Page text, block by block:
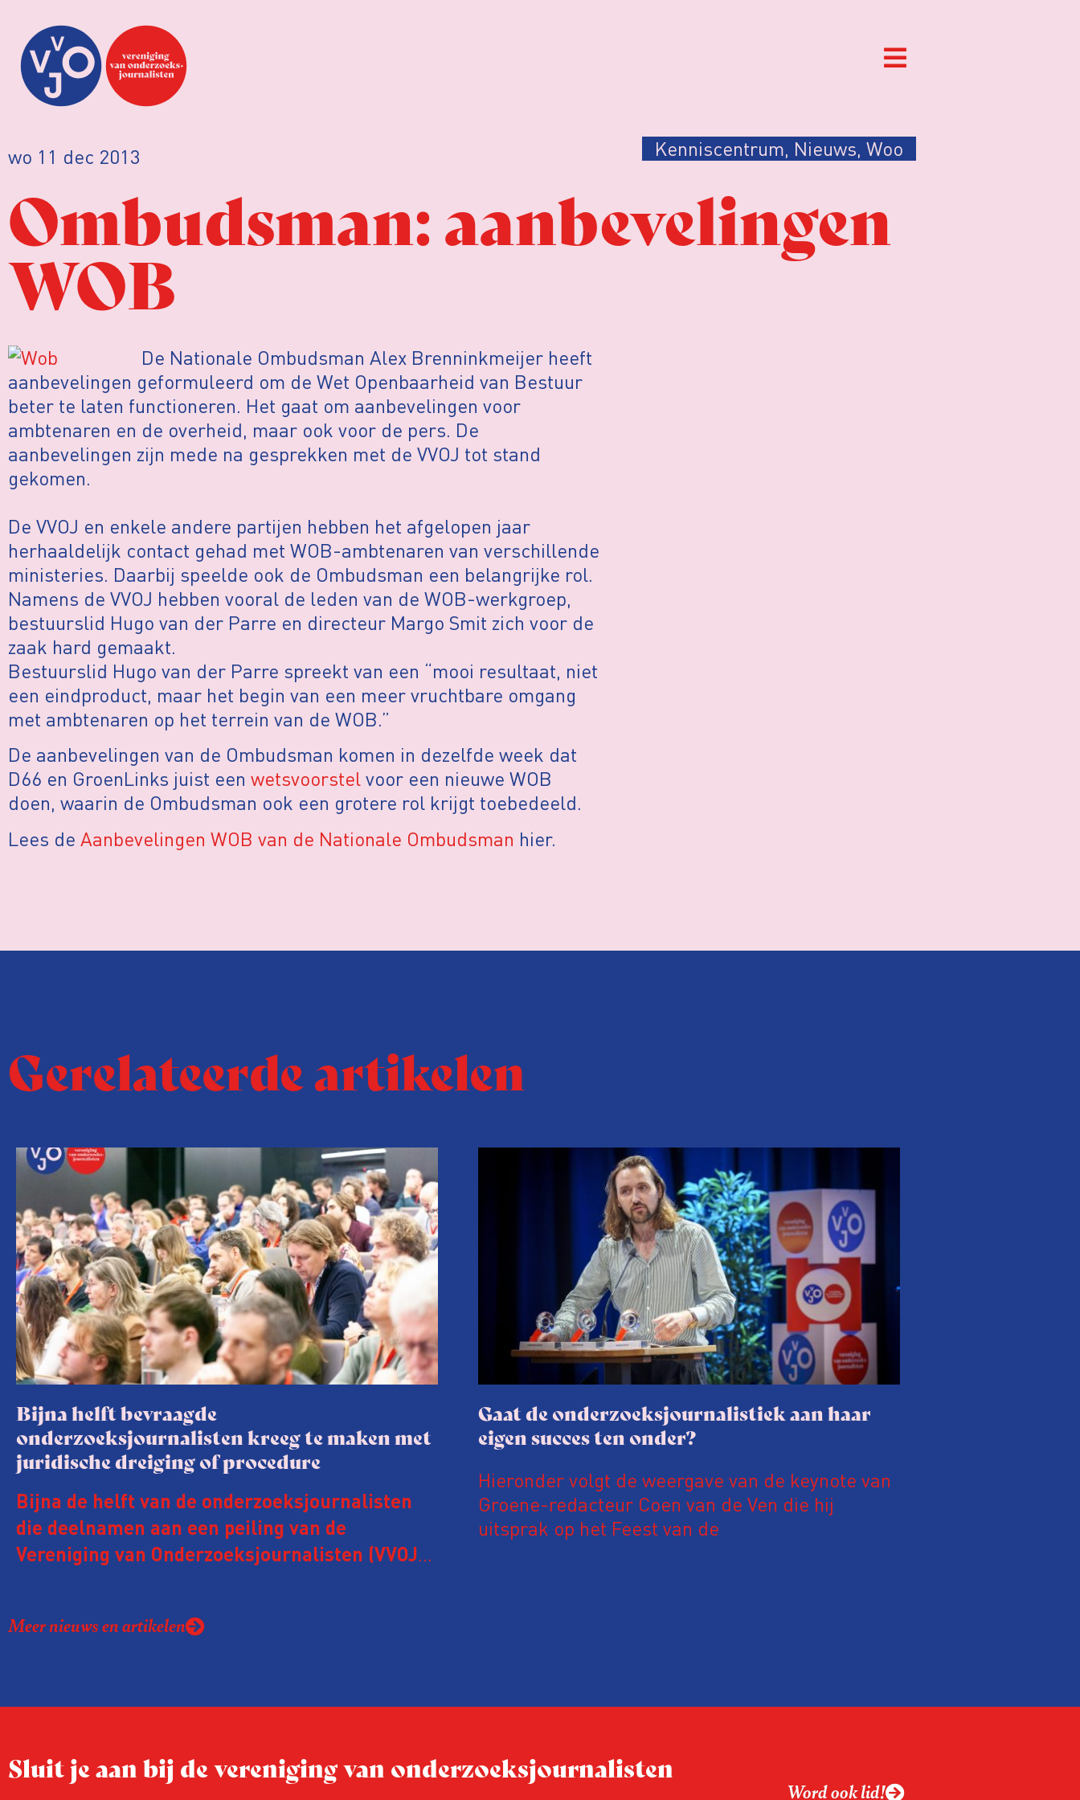
wo 11 dec 2013 Kenniscentrum, Nieuws, Woo
Ombudsman: aanbevelingen
WOB
De Nationale Ombudsman Alex Brenninkmeijer heeft
aanbevelingen geformuleerd om de Wet Openbaarheid van Bestuur
beter te laten functioneren. Het gaat om aanbevelingen voor
ambtenaren en de overheid, maar ook voor de pers. De
aanbevelingen zijn mede na gesprekken met de VVOJ tot stand
gekomen.
De VVOJ en enkele andere partijen hebben het afgelopen jaar
herhaaldelijk contact gehad met WOB-ambtenaren van verschillende
ministeries. Daarbij speelde ook de Ombudsman een belangrijke rol.
Namens de VVOJ hebben vooral de leden van de WOB-werkgroep,
bestuurslid Hugo van der Parre en directeur Margo Smit zich voor de
zaak hard gemaakt.
Bestuurslid Hugo van der Parre spreekt van een “mooi resultaat, niet
een eindproduct, maar het begin van een meer vruchtbare omgang
met ambtenaren op het terrein van de WOB.”
De aanbevelingen van de Ombudsman komen in dezelfde week dat
D66 en GroenLinks juist een wetsvoorstelvoor een nieuwe WOB
doen, waarin de Ombudsman ook een grotere rol krijgt toebedeeld.
Lees de Aanbevelingen WOB van de Nationale Ombudsman hier.
Gerelateerde artikelen
Bijna helft bevraagde
onderzoeksjournalisten kreeg te maken met
juridische dreiging of procedure
Bijna de helft van de onderzoeksjournalisten
die deelnamen aan een peiling van de
Vereniging van Onderzoeksjournalisten (VVOJ)
rond het eigen werk. Dat kost journalisten tijd,
Gaat de onderzoeksjournalistiek aan haar
eigen succes ten onder?
Hieronder volgt de weergave van de keynote van
Groene-redacteur Coen van de Ven die hij
uitsprak op het Feest van de
Hoe moet de journalistiek omgaan met een
steeds onverschilligere macht?
Meer nieuws en artikelen
Sluit je aan bij de vereniging van onderzoeksjournalisten
Word ook lid!